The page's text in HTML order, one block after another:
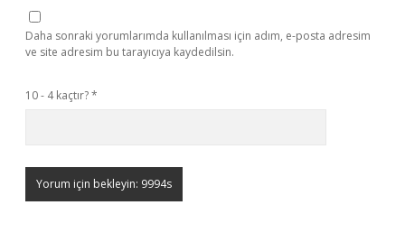
Daha sonraki yorumlarımda kullanılması için adım, e-posta adresim
ve site adresim bu tarayıcıya kaydedilsin.
10 - 4 kaçtır?*